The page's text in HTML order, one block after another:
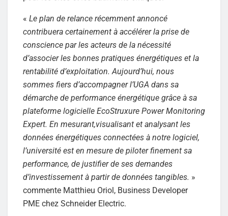
« Le plan de relance récemment annoncé
contribuera certainement à accélérer la prise de
conscience par les acteurs de la nécessité
d’associer les bonnes pratiques énergétiques et la
rentabilité d’exploitation. Aujourd’hui, nous
sommes fiers d’accompagner l’UGA dans sa
démarche de performance énergétique grâce à sa
plateforme logicielle EcoStruxure Power Monitoring
Expert. En mesurant,visualisant et analysant les
données énergétiques connectées à notre logiciel,
l’université est en mesure de piloter finement sa
performance, de justifier de ses demandes
d’investissement à partir de données tangibles. »
commente Matthieu Oriol, Business Developer
PME chez Schneider Electric.